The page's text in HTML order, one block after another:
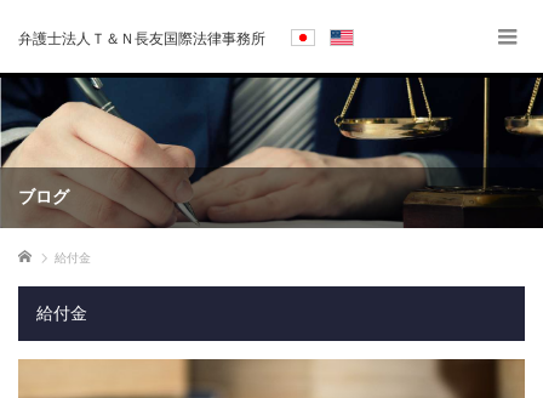
弁護士法人Ｔ＆Ｎ長友国際法律事務所
ブログ
ホーム 給付金
給付金